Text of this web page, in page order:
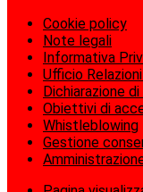
Cookie policy
Note legali
Informativa
Ufficio
Dichiarazione
Obiettivi di
Whistleblowing
Gestione